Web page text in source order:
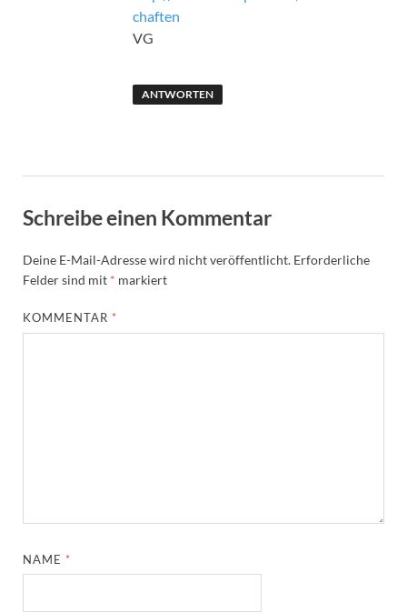
chaften
VG
ANTWORTEN
Schreibe einen Kommentar
Deine E-Mail-Adresse wird nicht veröffentlicht. Erforderliche
Felder sind mit * markiert
KOMMENTAR *
NAME *